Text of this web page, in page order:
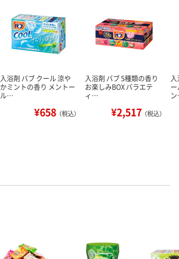
入浴剤 バブ クール 涼や
かミントの香り メントー
ル…
¥658 （税込）
入浴剤 バブ 5種類の香り
お楽しみBOX バラエテ
ィ…
¥2,517 （税込）